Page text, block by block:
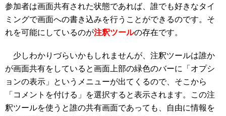
参加者は画面共有された状態であれば、誰でも好きなタイ
ミングで画面への書き込みを行うことができるのです。そ
れを可能にしているのが注釈ツールの存在です。
少しわかりづらいかもしれませんが、注釈ツールは誰か
が画面共有をしていると画面上部の緑色のバーに「オプシ
ョンの表示」というメニューが出てくるので、そこから
「コメントを付ける」を選択すると表示されます。この注
釈ツールを使うと誰の共有画面であっても、自由に情報を